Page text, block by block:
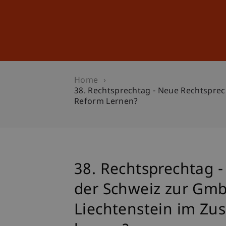
Home
38. Rechtsprechtag - Neue
Reform Lernen?
38. Rechtsprechtag
der Schweiz zur
Liechtenstein im